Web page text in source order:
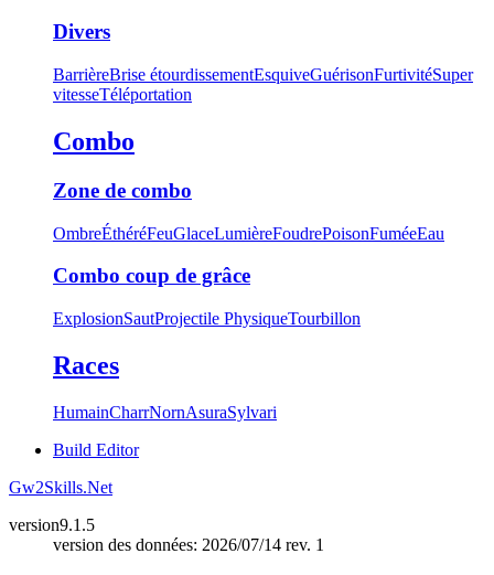
Divers
BarrièreBrise étourdissementEsquiveGuérisonFurtivitéSuper
vitesseTéléportation
Combo
Zone de combo
OmbreÉthéréFeuGlaceLumièreFoudrePoisonFuméeEau
Combo coup de grâce
ExplosionSautProjectile PhysiqueTourbillon
Races
HumainCharrNornAsuraSylvari
Build Editor
Gw2Skills.Net
version9.1.5
version des données: 2026/07/14 rev. 1